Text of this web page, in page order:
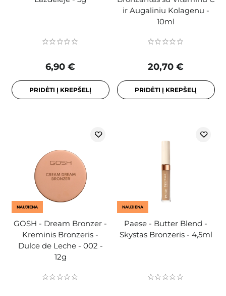
6,90 €
PRIDĖTI Į KREPŠELĮ
ir Augaliniu Kolagenu -
10ml
20,70 €
PRIDĖTI Į KREPŠELĮ
NAUJIENA
GOSH - Dream Bronzer -
Kreminis Bronzeris -
Dulce de Leche - 002 -
12g
NAUJIENA
Paese - Butter Blend -
Skystas Bronzeris - 4,5ml